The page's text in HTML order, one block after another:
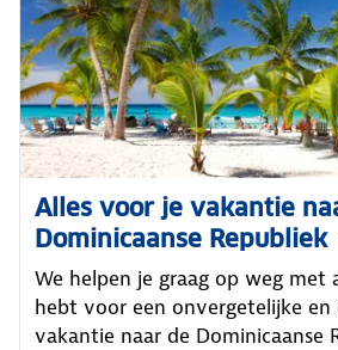
Alles voor je vakantie
Dominicaanse Republiek
We helpen je graag op weg met
hebt voor een onvergetelijke en
vakantie naar de Dominicaanse